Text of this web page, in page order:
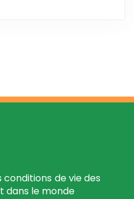
de vie des
dans le monde